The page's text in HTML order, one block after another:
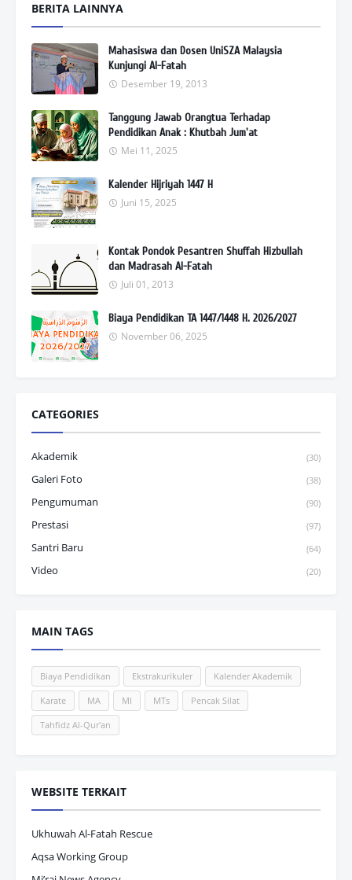
BERITA LAINNYA
Mahasiswa dan Dosen UniSZA Malaysia
Kunjungi Al-Fatah
Desember 19, 2013
Tanggung Jawab Orangtua Terhadap
Pendidikan Anak : Khutbah Jum'at
Mei 11, 2025
Kalender Hijriyah 1447 H
Juni 15, 2025
Kontak Pondok Pesantren Shuffah Hizbullah
dan Madrasah Al-Fatah
Juli 01, 2013
Biaya Pendidikan TA 1447/1448 H. 2026/2027
November 06, 2025
CATEGORIES
Akademik (30)
Galeri Foto (38)
Pengumuman (90)
Prestasi (97)
Santri Baru (64)
Video (20)
MAIN TAGS
Biaya Pendidikan Ekstrakurikuler Kalender Akademik
Karate MA MI MTs Pencak Silat
Tahfidz Al-Qur'an
WEBSITE TERKAIT
Ukhuwah Al-Fatah Rescue
Aqsa Working Group